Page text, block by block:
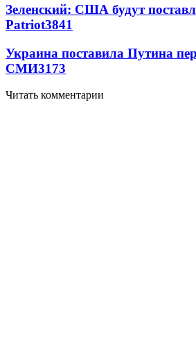
Зеленский: США будут
Patriot3841
Украина поставила Путина
СМИ3173
Читать комментарии